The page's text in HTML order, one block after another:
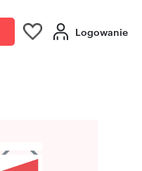
Logowanie